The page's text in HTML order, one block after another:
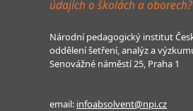
údajích o školách a oborech?
Národní pedagogický institut
oddělení šetření, analýz a
Senovážné náměstí 25, Praha 1
email: infoabsolvent@npi.cz